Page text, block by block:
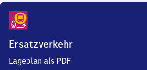
Ersatzverkehr
Lageplan als PDF